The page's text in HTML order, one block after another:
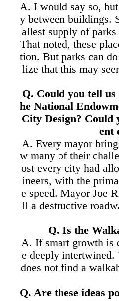
A. I would say so,
y between buildings.
allest supply of parks
That noted, these
tion. But parks can
lize that this may
Q. Could you tell
he National
City Design? Could
ent
A. Every mayor
w many of their
ost every city had
ineers, with the
e speed. Mayor Joe
ll a destructive
Q. Is the
A. If smart growth is
e deeply intertwined.
does not find a
Q. Are these ideas